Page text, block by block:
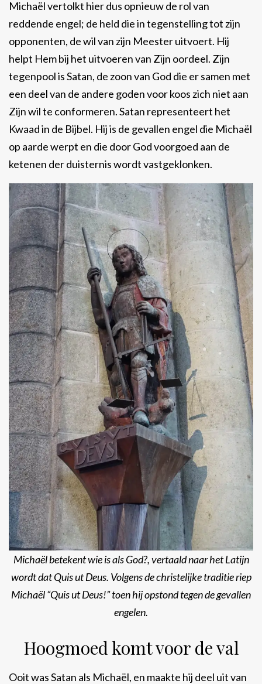
Michaël vertolkt hier dus opnieuw de rol van
reddende engel; de held die in tegenstelling tot zijn
opponenten, de wil van zijn Meester uitvoert. Hij
helpt Hem bij het uitvoeren van Zijn oordeel. Zijn
tegenpool is Satan, de zoon van God die er samen met
een deel van de andere goden voor koos zich niet aan
Zijn wil te conformeren. Satan representeert het
Kwaad in de Bijbel. Hij is de gevallen engel die Michaël
op aarde werpt en die door God voorgoed aan de
ketenen der duisternis wordt vastgeklonken.
Michaël betekent wie is als God?, vertaald naar het Latijn
wordt dat Quis ut Deus. Volgens de christelijke traditie riep
Michaël “Quis ut Deus!” toen hij opstond tegen de gevallen
engelen.
Hoogmoed komt voor de val
Ooit was Satan als Michaël, en maakte hij deel uit van